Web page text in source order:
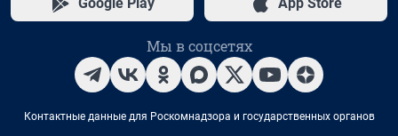
Google Play App Store
Мы в соцсетях
Контактные данные для Роскомнадзора и государственных органов